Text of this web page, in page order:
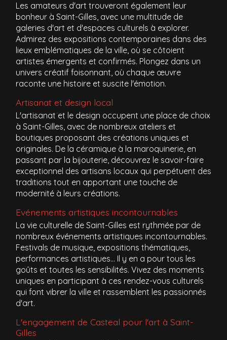
Les amateurs d'art trouveront également leur
bonheur à Saint-Gilles, avec une multitude de
galeries d'art et d'espaces culturels à explorer.
Admirez des expositions contemporaines dans des
lieux emblématiques de la ville, où se côtoient
artistes émergents et confirmés. Plongez dans un
univers créatif foisonnant, où chaque œuvre
raconte une histoire et suscite l'émotion.
Artisanat et design local
L'artisanat et le design occupent une place de choix
à Saint-Gilles, avec de nombreux ateliers et
boutiques proposant des créations uniques et
originales. De la céramique à la maroquinerie, en
passant par la bijouterie, découvrez le savoir-faire
exceptionnel des artisans locaux qui perpétuent des
traditions tout en apportant une touche de
modernité à leurs créations.
Evénements artistiques incontournables
La vie culturelle de Saint-Gilles est rythmée par de
nombreux événements artistiques incontournables.
Festivals de musique, expositions thématiques,
performances artistiques... Il y en a pour tous les
goûts et toutes les sensibilités. Vivez des moments
uniques en participant à ces rendez-vous culturels
qui font vibrer la ville et rassemblent les passionnés
d'art.
L'engagement de Casteal pour l'art à Saint-
Gilles